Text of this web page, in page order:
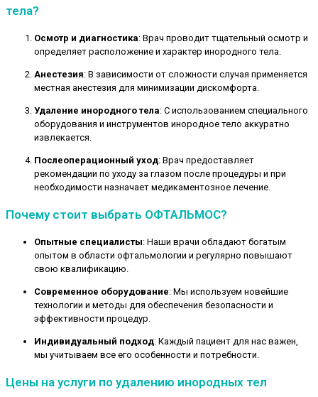
тела?
Осмотр и диагностика: Врач проводит тщательный осмотр и
определяет расположение и характер инородного тела.
Анестезия: В зависимости от сложности случая применяется
местная анестезия для минимизации дискомфорта.
Удаление инородного тела: С использованием специального
оборудования и инструментов инородное тело аккуратно
извлекается.
Послеоперационный уход: Врач предоставляет
рекомендации по уходу за глазом после процедуры и при
необходимости назначает медикаментозное лечение.
Почему стоит выбрать ОФТАЛЬМОС?
Опытные специалисты: Наши врачи обладают богатым
опытом в области офтальмологии и регулярно повышают
свою квалификацию.
Современное оборудование: Мы используем новейшие
технологии и методы для обеспечения безопасности и
эффективности процедур.
Индивидуальный подход: Каждый пациент для нас важен,
мы учитываем все его особенности и потребности.
Цены на услуги по удалению инородных тел